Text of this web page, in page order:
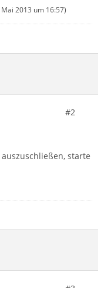
2013 um 16:57)
#2
starte